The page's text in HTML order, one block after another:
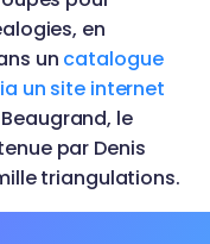
en
un catalogue
un site internet
le
par Denis
triangulations.